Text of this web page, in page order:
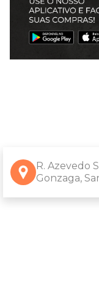
R. Azevedo
Gonzaga,